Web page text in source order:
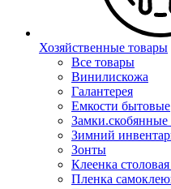
Хозяйственные товары
Все товары
Винилискожа
Галантерея
Емкости бытовые
Замки.скобянные
Зимний
Зонты
Клеенка
Пленка